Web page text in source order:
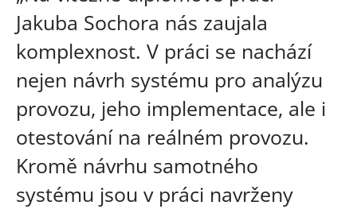
Jakuba Sochora nás zaujala
komplexnost. V práci se nachází
nejen návrh systému pro analýzu
provozu, jeho implementace, ale i
otestování na reálném provozu.
Kromě návrhu samotného
systému jsou v práci navrženy